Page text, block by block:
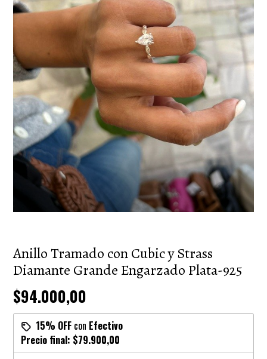
Anillo Tramado con Cubic y Strass
Diamante Grande Engarzado Plata-925
$94.000,00
15% OFF con Efectivo
Precio final: $79.900,00